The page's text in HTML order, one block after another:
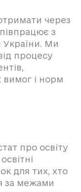
через
з
України. Ми
процесу
вимог і норм
про освіту
для тих, хто
за межами